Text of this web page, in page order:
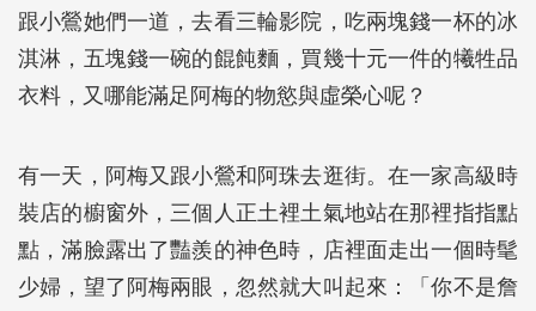
跟小鶯她們一道，去看三輪影院，吃兩塊錢一杯的冰
淇淋，五塊錢一碗的餛飩麵，買幾十元一件的犧牲品
衣料，又哪能滿足阿梅的物慾與虛榮心呢？
有一天，阿梅又跟小鶯和阿珠去逛街。在一家高級時
裝店的櫥窗外，三個人正土裡土氣地站在那裡指指點
點，滿臉露出了豔羨的神色時，店裡面走出一個時髦
少婦，望了阿梅兩眼，忽然就大叫起來：「你不是詹